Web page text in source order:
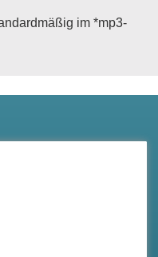
im *mp3-